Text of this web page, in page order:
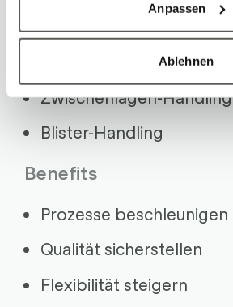
Anpassen
Ablehnen
Gebinde-Handling
Umwickeln mit Folie
Zwischenlagen-Handling
Blister-Handling
Benefits
Prozesse beschleunigen
Qualität sicherstellen
Flexibilität steigern